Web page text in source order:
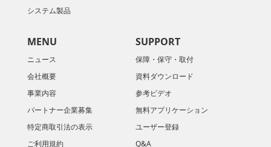
システム製品
MENU
ニュース
会社概要
​事業内容
パートナー企業募集
特定商取引法の表示
ご利用規約
SUPPORT
保障・保守・取付
資料ダウンロード
参考ビデオ
無料アプリケーション
ユーザー登録
Q&A